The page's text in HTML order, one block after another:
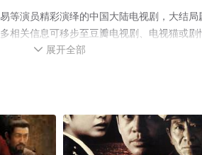
等演员精彩演绎的中国大陆电视剧，大结
关信息可移步至豆瓣电视剧、电视猫或剧
 展开全部